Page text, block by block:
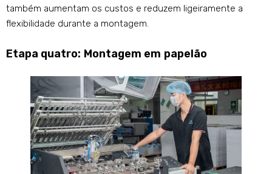
também aumentam os custos e reduzem ligeiramente a
flexibilidade durante a montagem.
Etapa quatro: Montagem em papelão